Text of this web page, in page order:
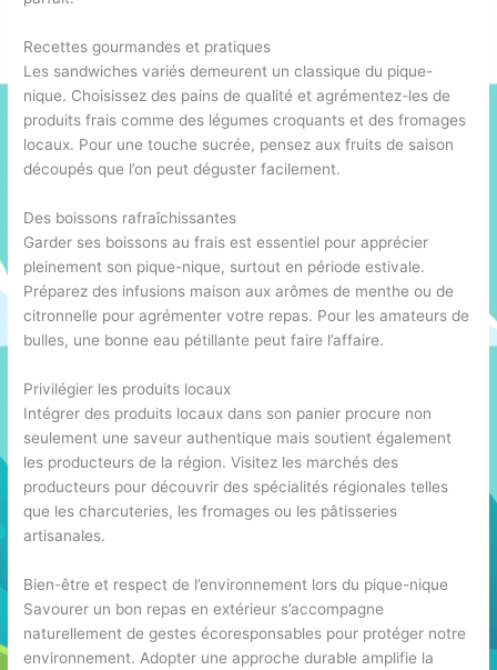
Recettes gourmandes et pratiques
Les sandwiches variés demeurent un classique du pique-
nique. Choisissez des pains de qualité et agrémentez-les de
produits frais comme des légumes croquants et des fromages
locaux. Pour une touche sucrée, pensez aux fruits de saison
découpés que l’on peut déguster facilement.
Des boissons rafraîchissantes
Garder ses boissons au frais est essentiel pour apprécier
pleinement son pique-nique, surtout en période estivale.
Préparez des infusions maison aux arômes de menthe ou de
citronnelle pour agrémenter votre repas. Pour les amateurs de
bulles, une bonne eau pétillante peut faire l’affaire.
Privilégier les produits locaux
Intégrer des produits locaux dans son panier procure non
seulement une saveur authentique mais soutient également
les producteurs de la région. Visitez les marchés des
producteurs pour découvrir des spécialités régionales telles
que les charcuteries, les fromages ou les pâtisseries
artisanales.
Bien-être et respect de l’environnement lors du pique-nique
Savourer un bon repas en extérieur s’accompagne
naturellement de gestes écoresponsables pour protéger notre
environnement. Adopter une approche durable amplifie la